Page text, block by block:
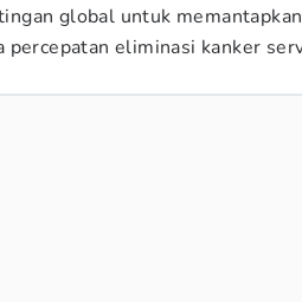
global untuk memantapkan
percepatan eliminasi kanker